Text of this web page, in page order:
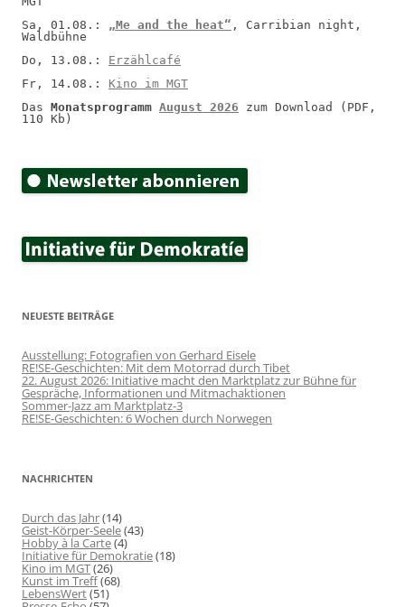
Sa, 01.08.: „Me and the heat“ , Carribian night,
Waldbühne
Do, 13.08.: Erzählcafé
Fr, 14.08.: Kino im MGT
Das Monatsprogramm August 2026 zum Download (PDF,
110 Kb)
NEUESTE BEITRÄGE
Ausstellung: Fotografien von Gerhard Eisele
RE!SE-Geschichten: Mit dem Motorrad durch Tibet
22. August 2026: Initiative macht den Marktplatz zur Bühne für
Gespräche, Informationen und Mitmachaktionen
Sommer-Jazz am Marktplatz-3
RE!SE-Geschichten: 6 Wochen durch Norwegen
NACHRICHTEN
Durch das Jahr(14)
Geist-Körper-Seele(43)
Hobby à la Carte(4)
Initiative für Demokratie(18)
Kino im MGT(26)
Kunst im Treff(68)
LebensWert(51)